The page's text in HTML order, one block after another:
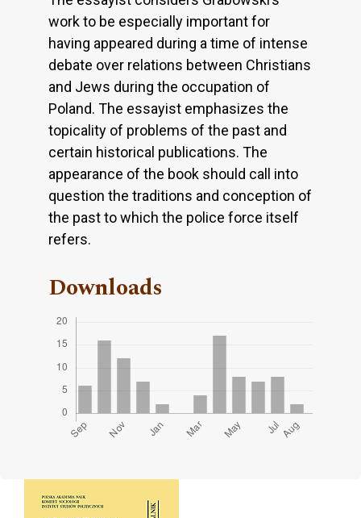
work to be especially important for
having appeared during a time of intense
debate over relations between Christians
and Jews during the occupation of
Poland. The essayist emphasizes the
topicality of problems of the past and
certain historical publications. The
appearance of the book should call into
question the traditions and conception of
the past to which the police force itself
refers.
Downloads
Cover image